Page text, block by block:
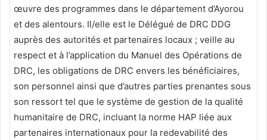
œuvre des programmes dans le département d’Ayorou
et des alentours. Il/elle est le Délégué de DRC DDG
auprès des autorités et partenaires locaux ; veille au
respect et à l’application du Manuel des Opérations de
DRC, les obligations de DRC envers les bénéficiaires,
son personnel ainsi que d’autres parties prenantes sous
son ressort tel que le système de gestion de la qualité
humanitaire de DRC, incluant la norme HAP liée aux
partenaires internationaux pour la redevabilité des